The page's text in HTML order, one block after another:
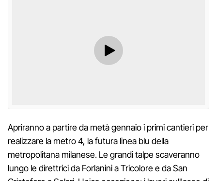
Apriranno a partire da metà gennaio i primi cantieri per
realizzare la metro 4, la futura linea blu della
metropolitana milanese. Le grandi talpe scaveranno
lungo le direttrici da Forlanini a Tricolore e da San